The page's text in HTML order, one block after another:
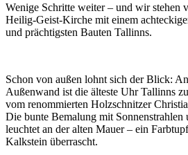
Wenige Schritte weiter – und wir stehen
Heilig-Geist-Kirche mit einem
und prächtigsten Bauten Tallinns.
Schon von außen lohnt sich der Blick:
Außenwand ist die älteste Uhr Tallinns
vom renommierten Holzschnitzer
Die bunte Bemalung mit Sonnenstrahlen
leuchtet an der alten Mauer – ein
Kalkstein überrascht.